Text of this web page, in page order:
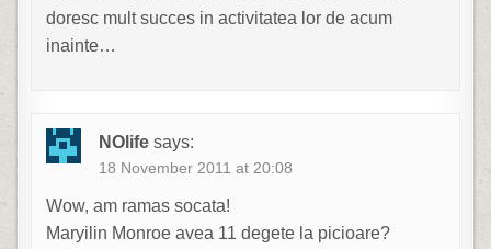
doresc mult succes in activitatea lor de acum
inainte…
NOlife says:
18 November 2011 at 20:08
Wow, am ramas socata!
Maryilin Monroe avea 11 degete la picioare?